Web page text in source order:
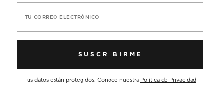
TU CORREO ELECTRÓNICO
SUSCRIBIRME
Tus datos están protegidos. Conoce nuestra Política de Privacidad